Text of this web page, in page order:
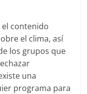
contenido
el clima, así
los grupos que
una
programa para